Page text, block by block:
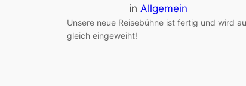
in Allgemein
Unsere neue Reisebühne ist fertig und wird
gleich eingeweiht!